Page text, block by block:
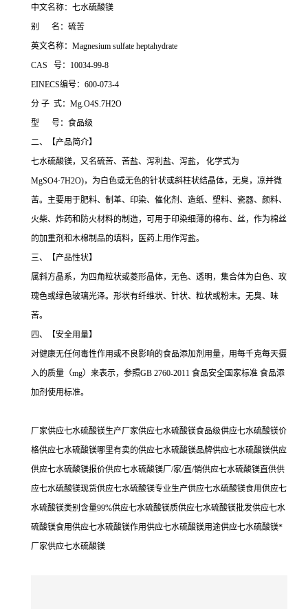
中文名称：七水硫酸镁
别 名：硫苦
英文名称：Magnesium sulfate heptahydrate
CAS 号：10034-99-8
EINECS编号：600-073-4
分 子 式：Mg.O4S.7H2O
型 号：食品级
二、【产品简介】
七水硫酸镁，又名硫苦、苦盐、泻利盐、泻盐， 化学式为
MgSO4·7H2O)，为白色或无色的针状或斜柱状结晶体，无臭，凉并微
苦。主要用于肥料、制革、印染、催化剂、造纸、塑料、瓷器、颜料、
火柴、炸药和防火材料的制造，可用于印染细薄的棉布、丝，作为棉丝
的加重剂和木棉制品的填料，医药上用作泻盐。
三、【产品性状】
属斜方晶系，为四角粒状或菱形晶体，无色、透明，集合体为白色、玫
瑰色或绿色玻璃光泽。形状有纤维状、针状、粒状或粉末。无臭、味
苦。
四、【安全用量】
对健康无任何毒性作用或不良影响的食品添加剂用量，用每千克每天摄
入的质量（mg）来表示，参照GB 2760-2011 食品安全国家标准 食品添
加剂使用标准。
厂家供应七水硫酸镁生产厂家供应七水硫酸镁食品级供应七水硫酸镁价
格供应七水硫酸镁哪里有卖的供应七水硫酸镁品牌供应七水硫酸镁供应
供应七水硫酸镁报价供应七水硫酸镁厂/家/直/销供应七水硫酸镁直供供
应七水硫酸镁现货供应七水硫酸镁专业生产供应七水硫酸镁食用供应七
水硫酸镁类别含量99%供应七水硫酸镁质供应七水硫酸镁批发供应七水
硫酸镁食用供应七水硫酸镁作用供应七水硫酸镁用途供应七水硫酸镁*
厂家供应七水硫酸镁